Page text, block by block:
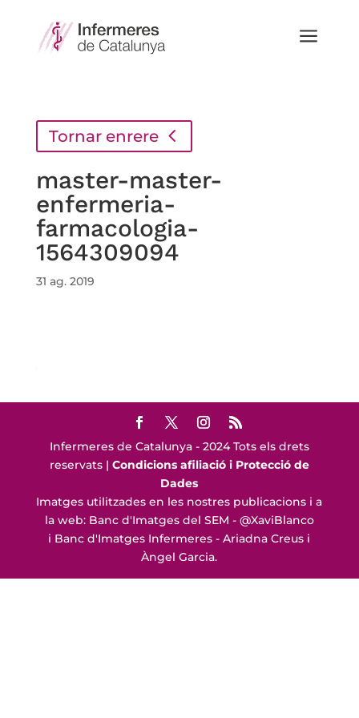
a
Tornar enrere
master-master-
enfermeria-
farmacologia-
1564309094
31 ag. 2019
Infermeres de Catalunya - 2024 Tots els drets
reservats | Condicions afiliació i Protecció de
Dades
Imatges utilitzades en les nostres publicacions i a
la web: Banc d'Imatges del SEM - @XaviBlanco
i Banc d'Imatges Infermeres - Ariadna Creus i
Àngel Garcia.